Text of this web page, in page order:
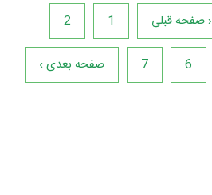
‹ صفحه قبلی 1
2
6
7 صفحه بعدی ›